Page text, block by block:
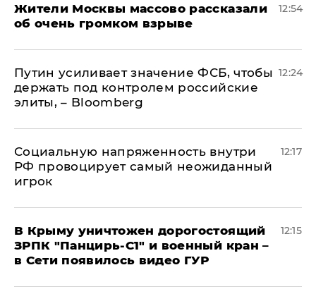
Жители Москвы массово рассказали
об очень громком взрыве
12:54
Путин усиливает значение ФСБ, чтобы
держать под контролем российские
элиты, – Bloomberg
12:24
Социальную напряженность внутри
РФ провоцирует самый неожиданный
игрок
12:17
В Крыму уничтожен дорогостоящий
ЗРПК "Панцирь-С1" и военный кран –
в Сети появилось видео ГУР
12:15